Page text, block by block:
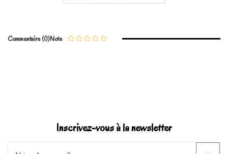
Note
Commentaire (0)
Inscrivez-vous à la newsletter